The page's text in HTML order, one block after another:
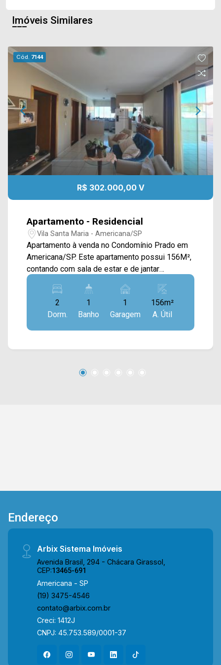
Imóveis Similares
Cód. 7144
R$ 302.000,00 V
Apartamento - Residencial
Vila Santa Maria - Americana/SP
Apartamento à venda no Condomínio Prado em
Americana/SP. Este apartamento possui 156M²,
contando com sala de estar e de jantar
integradas, cozinha planejada, terraço, sacada
com vista livre e área de serviço. > 02 quartos,
sendo 01 com sacada; > 01 banheiro social; > 01
vagas de garagem. Localizado no bairro Vila
Santa Maria, este condomínio está próximo à Av.
Av. Carminé Feola. Esta região conta com
restaurantes e escolas. Entre em contato com a
2
Dorm.
1
Banho
1
Garagem
156m²
A. Útil
Endereço
Arbix Sistema Imóveis
Avenida Brasil, 294 - Chácara Girassol,
CEP:13465-691
Americana - SP
(19) 3475-4546
contato@arbix.com.br
Creci: 1412J
CNPJ: 45.753.589/0001-37